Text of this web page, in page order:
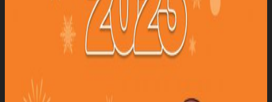
ลงทุน
สัมพันธ์